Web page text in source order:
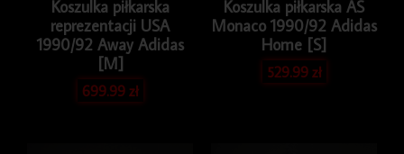
Koszulka piłkarska
reprezentacji USA
1990/92 Away Adidas
[M]
699.99zł
Koszulka piłkarska AS
Monaco 1990/92 Adidas
Home [S]
529.99zł